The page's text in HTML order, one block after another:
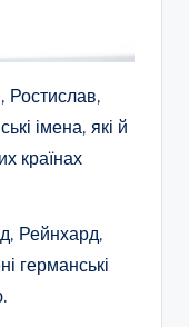
Ростислав,
імена, які й
країнах
Рейнхард,
германські